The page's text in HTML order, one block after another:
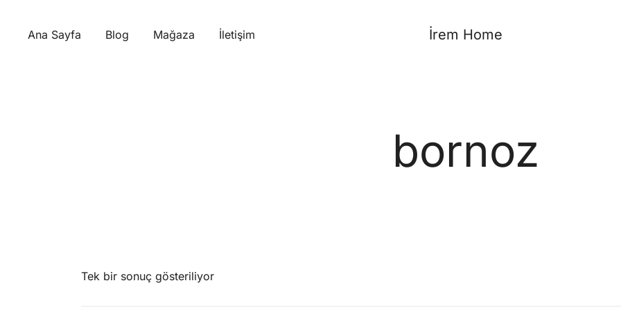
Ana Sayfa Blog Mağaza İletişim İrem Home
bornoz
Tek bir sonuç gösteriliyor